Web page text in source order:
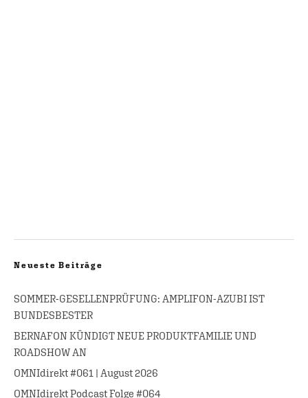
Neueste Beiträge
SOMMER-GESELLENPRÜFUNG: AMPLIFON-AZUBI IST
BUNDESBESTER
BERNAFON KÜNDIGT NEUE PRODUKTFAMILIE UND
ROADSHOW AN
OMNIdirekt #061 | August 2026
OMNIdirekt Podcast Folge #064